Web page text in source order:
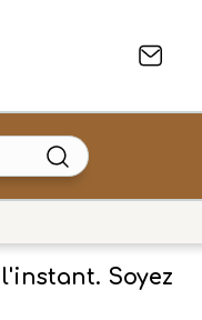
Soyez